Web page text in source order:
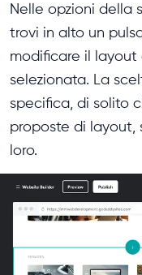
Nelle opzioni della
trovi in alto un
modificare il layout
selezionata. La
specifica, di solito
proposte di layout,
loro.